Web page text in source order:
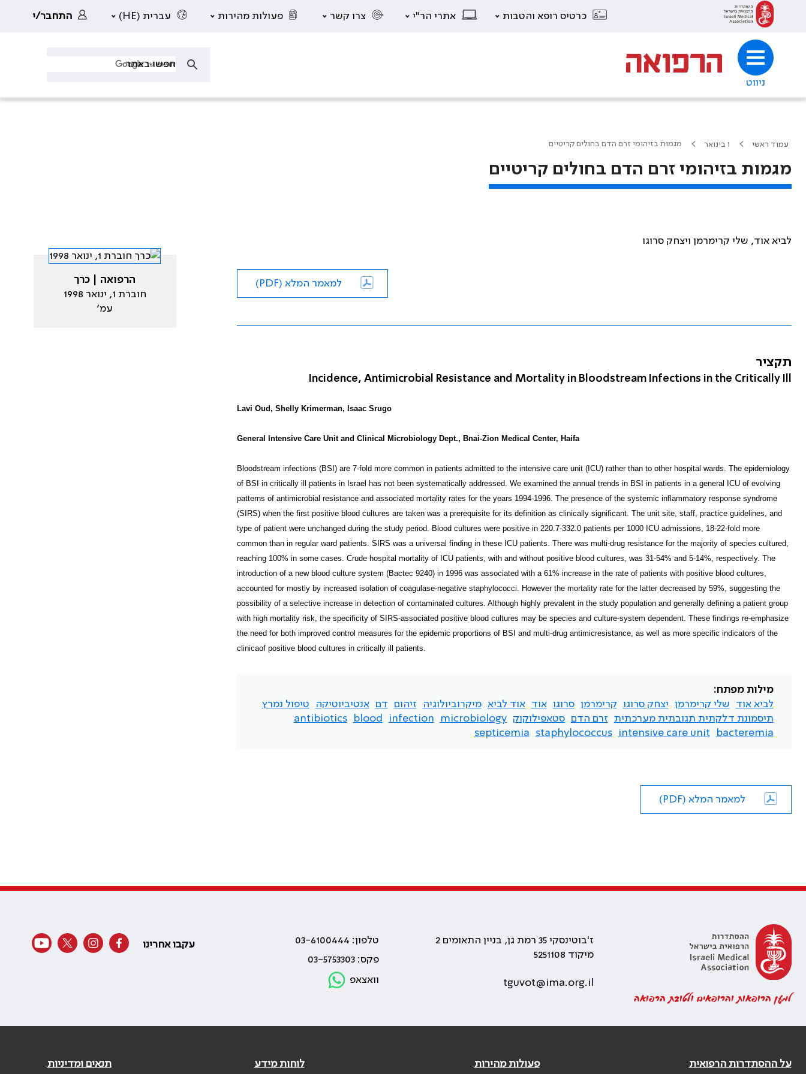
כרטיס רופא והטבות אתרי הר"י צרו קשר פעולות מהירות עברית (HE) התחבר/י
ניווט
עמוד ראשי 1 בינואר מגמות בזיהומי זרם הדם בחולים קריטיים
מגמות בזיהומי זרם הדם בחולים קריטיים
לביא אוד, שלי קרימרמן ויצחק סרוגו
למאמר המלא (PDF)
תקציר
Incidence, Antimicrobial Resistance and Mortality in Bloodstream Infections in the Critically Ill
Lavi Oud, Shelly Krimerman, Isaac Srugo
General Intensive Care Unit and Clinical Microbiology Dept., Bnai-Zion Medical Center, Haifa
Bloodstream infections (BSI) are 7-fold more common in patients admitted to the intensive care unit (ICU) rather than to other hospital wards. The epidemiology
of BSI in critically ill patients in Israel has not been systematically addressed. We examined the annual trends in BSI in patients in a general ICU of evolving
patterns of antimicrobial resistance and associated mortality rates for the years 1994-1996. The presence of the systemic inflammatory response syndrome
(SIRS) when the first positive blood cultures are taken was a prerequisite for its definition as clinically significant. The unit site, staff, practice guidelines, and
type of patient were unchanged during the study period. Blood cultures were positive in 220.7-332.0 patients per 1000 ICU admissions, 18-22-fold more
common than in regular ward patients. SIRS was a universal finding in these ICU patients. There was multi-drug resistance for the majority of species cultured,
reaching 100% in some cases. Crude hospital mortality of ICU patients, with and without positive blood cultures, was 31-54% and 5-14%, respectively. The
introduction of a new blood culture system (Bactec 9240) in 1996 was associated with a 61% increase in the rate of patients with positive blood cultures,
accounted for mostly by increased isolation of coagulase-negative staphylococci. However the mortality rate for the latter decreased by 59%, suggesting the
possibility of a selective increase in detection of contaminated cultures. Although highly prevalent in the study population and generally defining a patient group
with high mortality risk, the specificity of SIRS-associated positive blood cultures may be species and culture-system dependent. These findings re-emphasize
the need for both improved control measures for the epidemic proportions of BSI and multi-drug antimicresistance, as well as more specific indicators of the
clinicaof positive blood cultures in critically ill patients.
מילות מפתח:
לביא אוד
שלי קרימרמן יצחק סרוגו קרימרמן סרוגו אוד אוד לביא מיקרוביולוגיה זיהום דם אנטיביוטיקה
טיפול נמרץ
תיסמונת דלקתית תגובתית מערכתית
זרם הדם סטאפילוקוק microbiology
infection
blood
antibiotics
bacteremia
intensive care unit
staphylococcus
septicemia
למאמר המלא (PDF)
הרפואה | כרך
חוברת 1, ינואר 1998
עמ׳
למען הרופאות והרופאים ולטובת הרפואה
ז'בוטינסקי 35 רמת גן, בניין התאומים 2
מיקוד 5251108
tguvot@ima.org.il
טלפון: 03-6100444
פקס: 03-5753303
וואצאפ
עקבו אחרינו
על ההסתדרות הרפואית פעולות מהירות לוחות מידע תנאים ומדיניות